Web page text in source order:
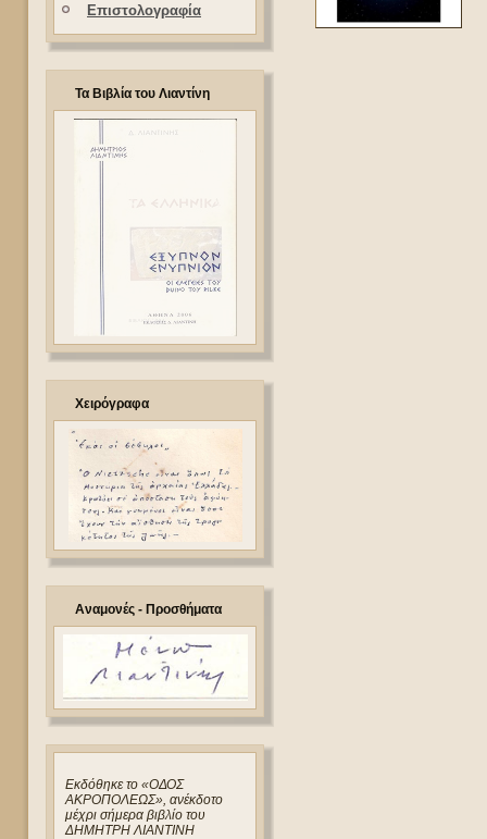
Επιστολογραφία
Τα Βιβλία του Λιαντίνη
Χειρόγραφα
Αναμονές - Προσθήματα
Eκδόθηκε το «ΟΔΟΣ
ΑΚΡΟΠΟΛΕΩΣ», ανέκδοτο
μέχρι σήμερα βιβλίο του
ΔΗΜΗΤΡΗ ΛΙΑΝΤΙΝΗ